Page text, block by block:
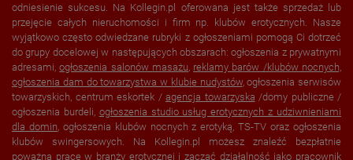
odniesienie sukcesu. Na Kollegin.pl oferowana jest także sprzedaż lub
przejęcie całych nieruchomości i firm np. klubów erotycznych. Nasze
wyjątkowo często odwiedzane rubryki z ogłoszeniami pomogą Ci dotrzeć
do grupy docelowej w następujących obszarach: ogłoszenia z prywatnymi
adresami,ogłoszenia salonów masażu reklamy barów /klubów nocnych,
ogłoszenia dam do towarzystwa w klubie nudystów, ogłoszenia serwisów
towarzyskich, centrum eskortek / agencja towarzyska /domy publiczne /
ogłoszenia burdeli, ogłoszenia studio usług erotycznych z udziwnieniami
dla domin , ogłoszenia klubów nocnych z erotyką, TS-TV oraz ogłoszenia
klubów swingersowych. Na Kollegin.pl możesz znaleźć bezpłatnie
poważną pracę w branży erotycznej i zacząć działalność jako pracownik